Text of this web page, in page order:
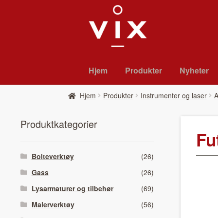
til
navigasjon
til
innhold
Hjem Pro­duk­ter Nyheter
Hjem Pro­duk­ter Instrumenter og laser
Pro­duk­tkat­e­gori­er
Bolteverktøy
(26)
Gass
(26)
Lysarmaturer og tilbehør
(69)
Malerverktøy
(56)